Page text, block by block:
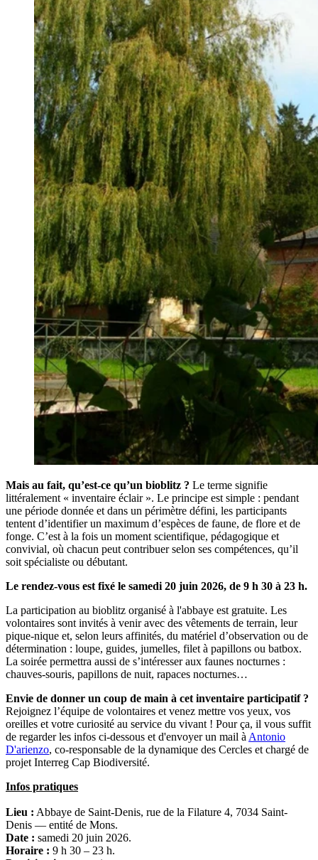
Mais au fait, qu’est-ce qu’un bioblitz ? Le terme signifie
littéralement « inventaire éclair ». Le principe est simple : pendant
une période donnée et dans un périmètre défini, les participants
tentent d’identifier un maximum d’espèces de faune, de flore et de
fonge. C’est à la fois un moment scientifique, pédagogique et
convivial, où chacun peut contribuer selon ses compétences, qu’il
soit spécialiste ou débutant.
Le rendez-vous est fixé le samedi 20 juin 2026, de 9 h 30 à 23 h.
La participation au bioblitz organisé à l'abbaye est gratuite. Les
volontaires sont invités à venir avec des vêtements de terrain, leur
pique-nique et, selon leurs affinités, du matériel d’observation ou de
détermination : loupe, guides, jumelles, filet à papillons ou batbox.
La soirée permettra aussi de s’intéresser aux faunes nocturnes :
chauves-souris, papillons de nuit, rapaces nocturnes…
Envie de donner un coup de main à cet inventaire participatif ?
Rejoignez l’équipe de volontaires et venez mettre vos yeux, vos
oreilles et votre curiosité au service du vivant ! Pour ça, il vous suffit
de regarder les infos ci-dessous et d'envoyer un mail à Antonio
D'arienzo, co-responsable de la dynamique des Cercles et chargé de
projet Interreg Cap Biodiversité.
Infos pratiques
Lieu : Abbaye de Saint-Denis, rue de la Filature 4, 7034 Saint-
Denis — entité de Mons.
Date : samedi 20 juin 2026.
Horaire : 9 h 30 – 23 h.